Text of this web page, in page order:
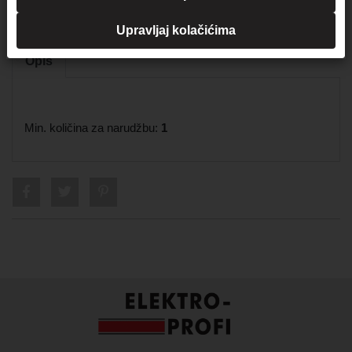
Opis
Min. količina za narudžbu: 1
Upravljaj kolačićima